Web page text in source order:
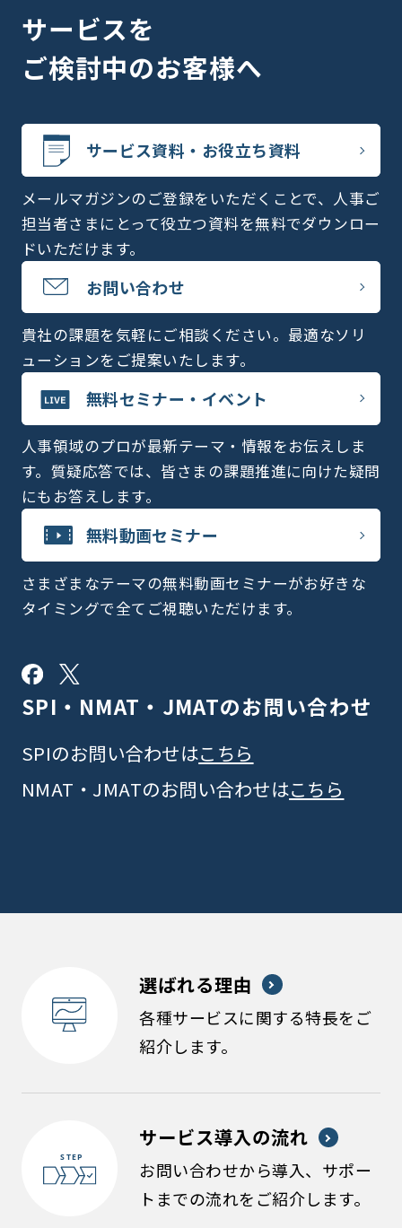
サービスを
ご検討中のお客様へ
サービス資料・お役立ち資料
メールマガジンのご登録をいただくことで、人事ご
担当者さまにとって役立つ資料を無料でダウンロー
ドいただけます。
お問い合わせ
貴社の課題を気軽にご相談ください。最適なソリ
ューションをご提案いたします。
無料セミナー・イベント
人事領域のプロが最新テーマ・情報をお伝えしま
す。質疑応答では、皆さまの課題推進に向けた疑問
にもお答えします。
無料動画セミナー
さまざまなテーマの無料動画セミナーがお好きな
タイミングで全てご視聴いただけます。
SPI・NMAT・JMATのお問い合わせ
SPIのお問い合わせはこちら
NMAT・JMATのお問い合わせはこちら
選ばれる理由
各種サービスに関する特長をご
紹介します。
サービス導入の流れ
お問い合わせから導入、サポー
トまでの流れをご紹介します。